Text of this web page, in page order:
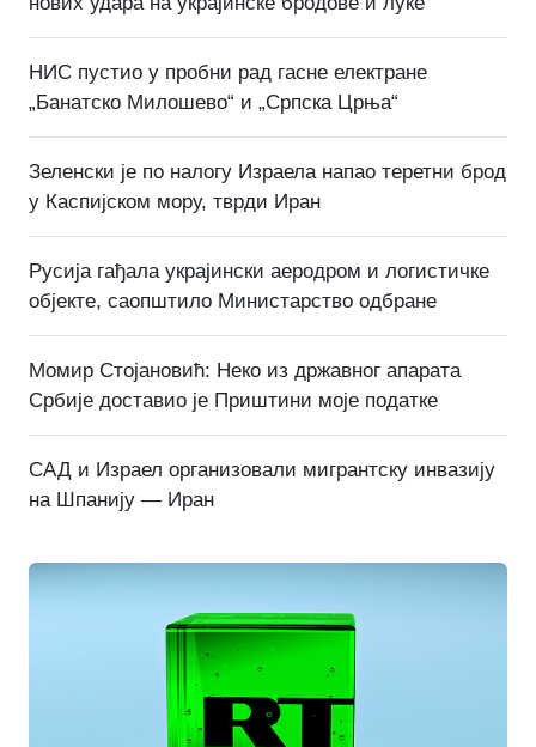
НИС пустио у пробни рад гасне електране
„Банатско Милошево“ и „Српска Црња“
Зеленски је по налогу Израела напао теретни брод
у Каспијском мору, тврди Иран
Русија гађала украјински аеродром и логистичке
објекте, саопштило Министарство одбране
Момир Стојановић: Неко из државног апарата
Србије доставио је Приштини моје податке
САД и Израел организовали мигрантску инвазију
на Шпанију — Иран